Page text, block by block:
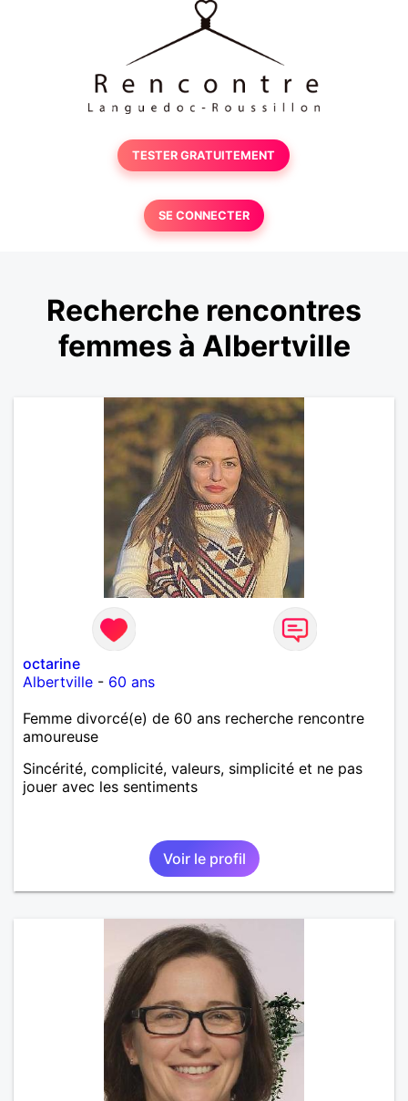
TESTER GRATUITEMENT
SE CONNECTER
Recherche rencontres
femmes à Albertville
octarine
Albertville - 60 ans
Femme divorcé(e) de 60 ans recherche rencontre
amoureuse
Sincérité, complicité, valeurs, simplicité et ne pas
jouer avec les sentiments
Voir le profil